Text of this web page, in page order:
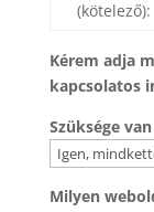
(kötelező):
Kérem adja
kapcsolatos
Szüksége
Milyen